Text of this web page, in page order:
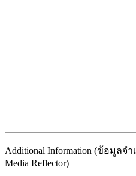
Additional Information (ข้อมูลจ
Media Reflector)